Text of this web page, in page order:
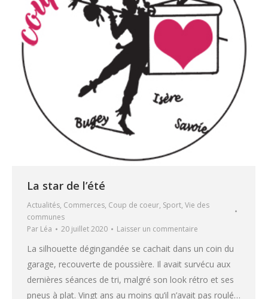
La star de l’été
Actualités, Commerces, Coup de coeur, Sport, Vie des
communes
Par Léa 20 juillet 2020 Laisser un commentaire
La silhouette dégingandée se cachait dans un coin du
garage, recouverte de poussière. Il avait survécu aux
dernières séances de tri, malgré son look rétro et ses
pneus à plat. Vingt ans au moins qu’il n’avait pas roulé…